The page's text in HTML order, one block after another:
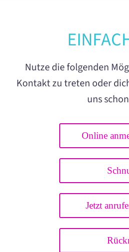
Nutze die folgenden
Kontakt zu treten oder
uns
Online
Jetzt